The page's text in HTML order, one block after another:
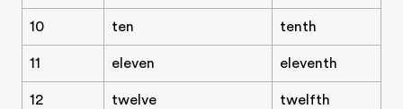
10 ten tenth
11 eleven eleventh
12 twelve twelfth